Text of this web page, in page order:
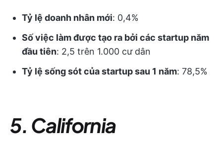
Tỷ lệ doanh nhân mới: 0,4%
Số việc làm được tạo ra bởi các startup năm
đầu tiên: 2,5 trên 1.000 cư dân
Tỷ lệ sống sót của startup sau 1 năm: 78,5%
5. California